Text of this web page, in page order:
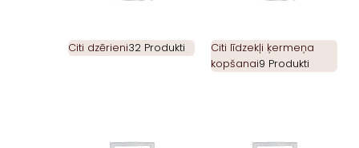
Citi dzērieni32 Produkti
Citi līdzekļi ķermeņa
kopšanai9 Produkti